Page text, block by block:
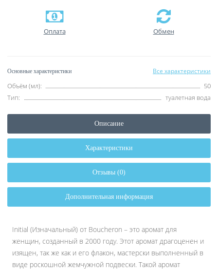
Оплата Обмен
Основные характеристики Все характеристики
Объём (мл):
50
Тип:
туалетная вода
Описание
Характеристики
Отзывы (0)
Дополнительная информация
Initial (Изначальный) от Boucheron – это аромат для
женщин, созданный в 2000 году. Этот аромат драгоценен и
изящен, так же как и его флакон, мастерски выполненный в
виде роскошной жемчужной подвески. Такой аромат